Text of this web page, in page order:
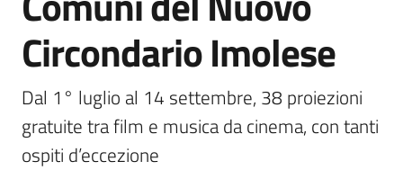
on-
line
Tutti
gli
argomenti
Circondario Imolese
Dal 1° luglio al 14 settembre, 38 proiezioni
gratuite tra film e musica da cinema, con tanti
ospiti d’eccezione